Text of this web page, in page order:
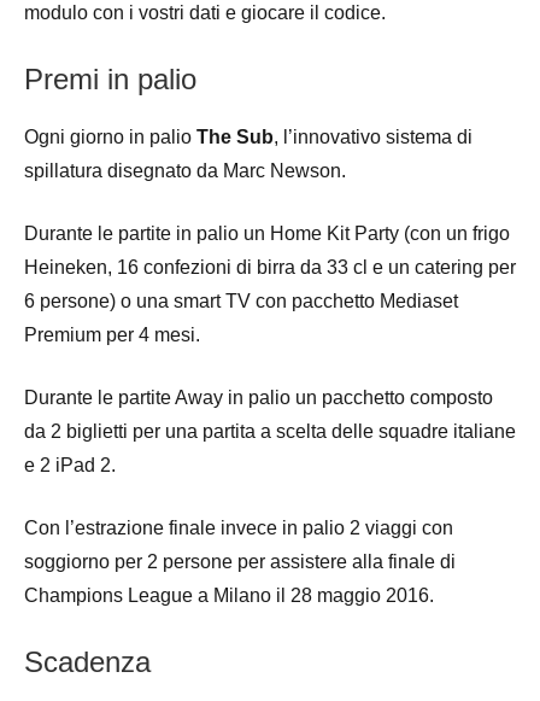
modulo con i vostri dati e giocare il codice.
Premi in palio
Ogni giorno in palio The Sub, l’innovativo sistema di
spillatura disegnato da Marc Newson.
Durante le partite in palio un Home Kit Party (con un frigo
Heineken, 16 confezioni di birra da 33 cl e un catering per
6 persone) o una smart TV con pacchetto Mediaset
Premium per 4 mesi.
Durante le partite Away in palio un pacchetto composto
da 2 biglietti per una partita a scelta delle squadre italiane
e 2 iPad 2.
Con l’estrazione finale invece in palio 2 viaggi con
soggiorno per 2 persone per assistere alla finale di
Champions League a Milano il 28 maggio 2016.
Scadenza